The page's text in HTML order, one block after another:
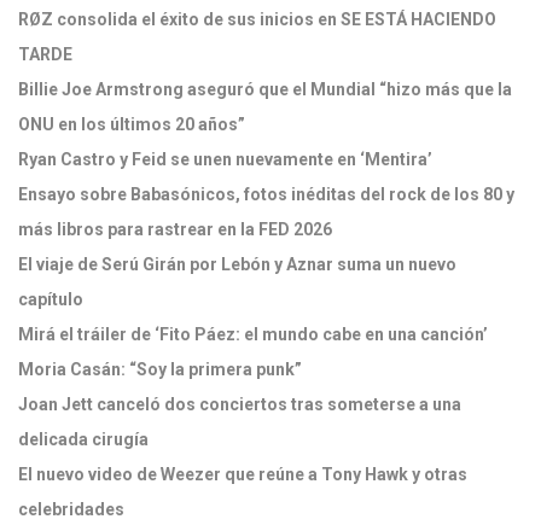
RØZ consolida el éxito de sus inicios en SE ESTÁ HACIENDO
TARDE
Billie Joe Armstrong aseguró que el Mundial “hizo más que la
ONU en los últimos 20 años”
Ryan Castro y Feid se unen nuevamente en ‘Mentira’
Ensayo sobre Babasónicos, fotos inéditas del rock de los 80 y
más libros para rastrear en la FED 2026
El viaje de Serú Girán por Lebón y Aznar suma un nuevo
capítulo
Mirá el tráiler de ‘Fito Páez: el mundo cabe en una canción’
Moria Casán: “Soy la primera punk”
Joan Jett canceló dos conciertos tras someterse a una
delicada cirugía
El nuevo video de Weezer que reúne a Tony Hawk y otras
celebridades